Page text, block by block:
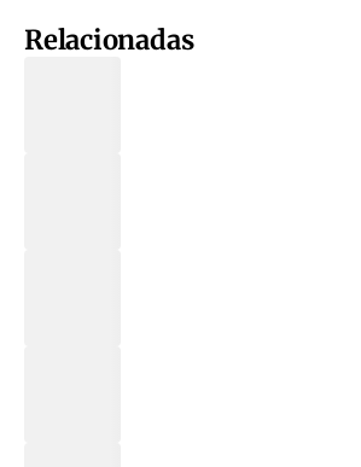
Relacionadas